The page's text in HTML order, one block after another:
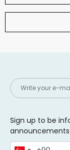
Sign up to be